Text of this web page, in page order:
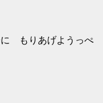
もりあげようっぺ